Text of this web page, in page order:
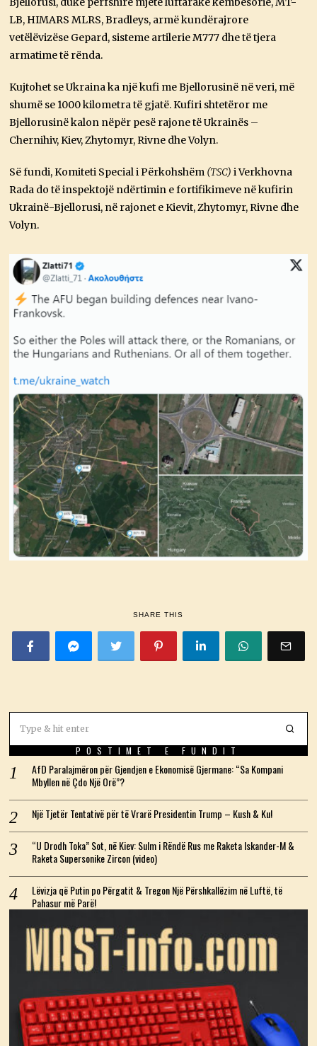
LB, HIMARS MLRS, Bradleys, armë kundërajrore
vetëlëvizëse Gepard, sisteme artilerie M777 dhe të tjera
armatime të rënda.
Kujtohet se Ukraina ka një kufi me Bjellorusinë në veri, më
shumë se 1000 kilometra të gjatë. Kufiri shtetëror me
Bjellorusinë kalon nëpër pesë rajone të Ukrainës –
Chernihiv, Kiev, Zhytomyr, Rivne dhe Volyn.
Së fundi, Komiteti Special i Përkohshëm (TSC)i Verkhovna
Rada do të inspektojë ndërtimin e fortifikimeve në kufirin
Ukrainë-Bjellorusi, në rajonet e Kievit, Zhytomyr, Rivne dhe
Volyn.
SHARE THIS
POSTIMET E FUNDIT
AfD Paralajmëron për Gjendjen e Ekonomisë Gjermane: “Sa Kompani
Mbyllen në Çdo Një Orë”?
Një Tjetër Tentativë për të Vrarë Presidentin Trump – Kush & Ku!
“U Drodh Toka” Sot, në Kiev: Sulm i Rëndë Rus me Raketa Iskander-M &
Raketa Supersonike Zircon (video)
Lëvizja që Putin po Përgatit & Tregon Një Përshkallëzim në Luftë, të
Pahasur më Parë!